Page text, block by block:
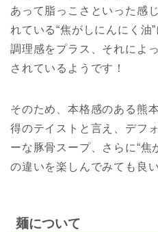
あって脂っこさといった感
れている“焦がしにんにく油
調理感をプラス、それによ
されているようです！
そのため、本格感のある熊
得のテイストと言え、デフ
ーな豚骨スープ、さらに“焦
の違いを楽しんでみても良
麺について